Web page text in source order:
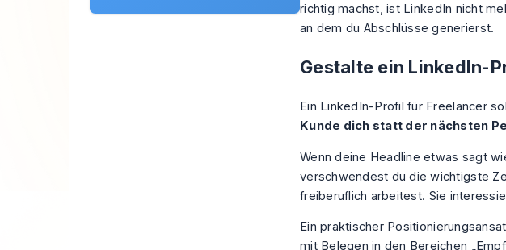
richtig machst, ist LinkedIn nicht
an dem du Abschlüsse generierst.
Gestalte ein LinkedIn-
Ein LinkedIn-Profil für Freelancer
Kunde dich statt der nächsten
Wenn deine Headline etwas sagt
verschwendest du die wichtigste
freiberuflich arbeitest. Sie
Ein praktischer
mit Belegen in den Bereichen